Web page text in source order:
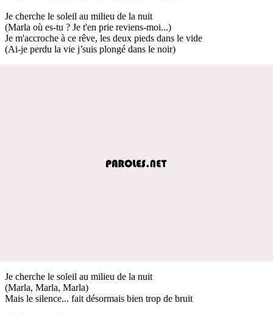
Je cherche le soleil au milieu de la nuit
(Marla où es-tu ? Je t'en prie reviens-moi...)
Je m'accroche à ce rêve, les deux pieds dans le vide
(Ai-je perdu la vie j’suis plongé dans le noir)
Je cherche le soleil au milieu de la nuit
(Marla, Marla, Marla)
Mais le silence... fait désormais bien trop de bruit